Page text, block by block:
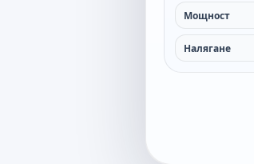
Мощност
Налягане